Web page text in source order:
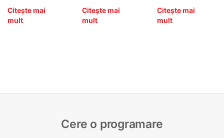
pentru
adulți?
Citește mai
mult
(glosita): ce
arată
Citește mai
mult
Poliana?
Citește mai
mult
Cere o programare